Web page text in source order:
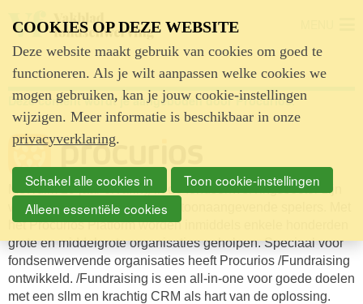
Deze content wordt je aangeboden door Procurios.
Met ruim 20 jaar ervaring in de fondsenwervingssector zijn
we uitgegroeid tot een van de toonaangevende spelers. Met
het Procurios Platform worden inmiddels enkele honderden
grote en middelgrote organisaties geholpen. Speciaal voor
fondsenwervende organisaties heeft Procurios /Fundraising
ontwikkeld. /Fundraising is een all-in-one voor goede doelen
met een sllm en krachtig CRM als hart van de oplossing.
COOKIES OP DEZE WEBSITE
Deze website maakt gebruik van cookies om goed te
functioneren. Als je wilt aanpassen welke cookies we
mogen gebruiken, kan je jouw cookie-instellingen
wijzigen. Meer informatie is beschikbaar in onze
privacyverklaring.
Schakel alle cookies in
Toon cookie-instellingen
Alleen essentiële cookies